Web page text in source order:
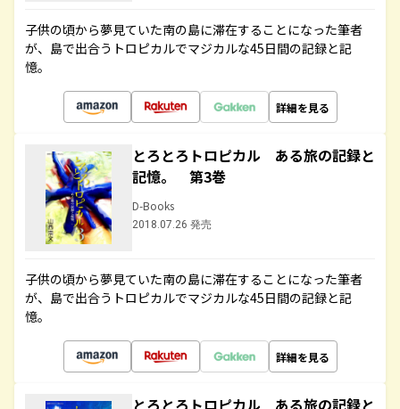
子供の頃から夢見ていた南の島に滞在することになった筆者
が、島で出合うトロピカルでマジカルな45日間の記録と記
憶。
詳細を見る
とろとろトロピカル ある旅の記録と
記憶。 第3巻
D-Books
2018.07.26 発売
子供の頃から夢見ていた南の島に滞在することになった筆者
が、島で出合うトロピカルでマジカルな45日間の記録と記
憶。
詳細を見る
とろとろトロピカル ある旅の記録と